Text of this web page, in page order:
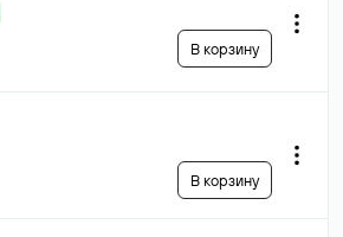
В корзину
В корзину